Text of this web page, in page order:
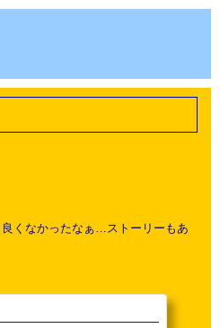
くなかったなぁ…ストーリーもあ